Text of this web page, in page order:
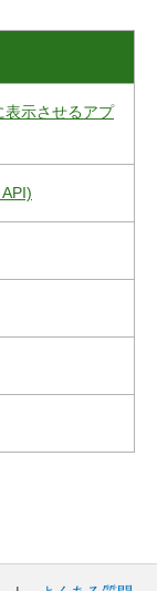
示させるアプ